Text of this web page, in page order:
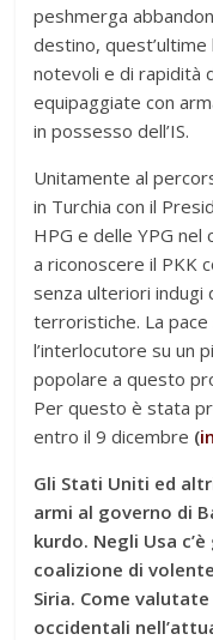
peshmerga
destino,
notevoli e di rapidità
equipaggiate con
in possesso dell’IS.
Unitamente al
in Turchia con il
HPG e delle YPG
a riconoscere il PKK
senza ulteriori indugi
terroristiche. La
l’interlocutore su un
popolare a questo
Per questo è stata
entro il 9 dicembre (
Gli Stati Uniti ed
armi al governo di
kurdo. Negli Usa
coalizione di
Siria. Come
occidentali